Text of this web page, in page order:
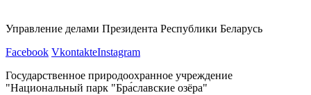
Управление делами Президента Республики Беларусь
Facebook VkontakteInstagram
Государственное природоохранное учреждение
"Национальный парк "Бра́славские озёра"